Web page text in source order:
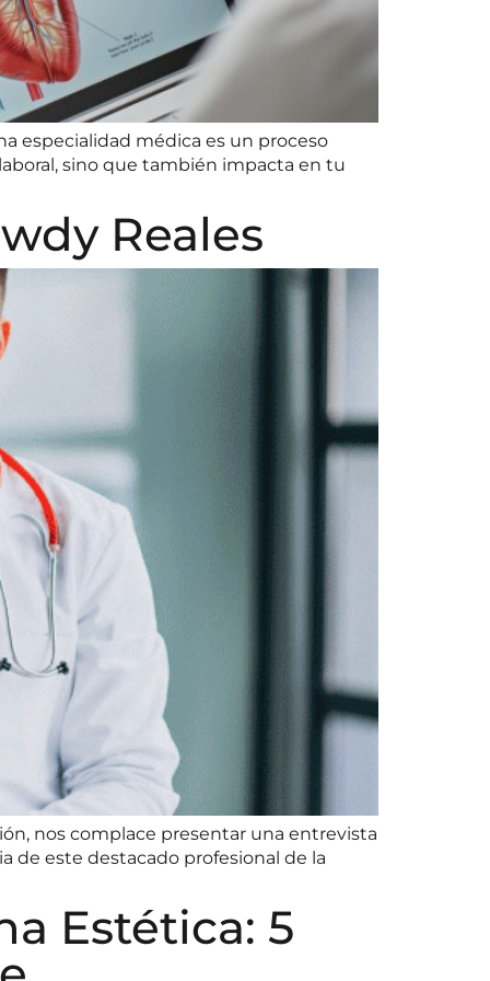
especialidad médica es un proceso
sino que también impacta en tu
Reales
nos complace presentar una entrevista
de este destacado profesional de la
Estética: 5